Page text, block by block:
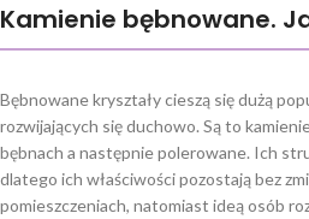
Kamienie bębnowane.
Bębnowane kryształy cieszą się dużą
rozwijających się duchowo. Są to
bębnach a następnie polerowane. Ich
dlatego ich właściwości pozostają bez
pomieszczeniach, natomiast ideą osób